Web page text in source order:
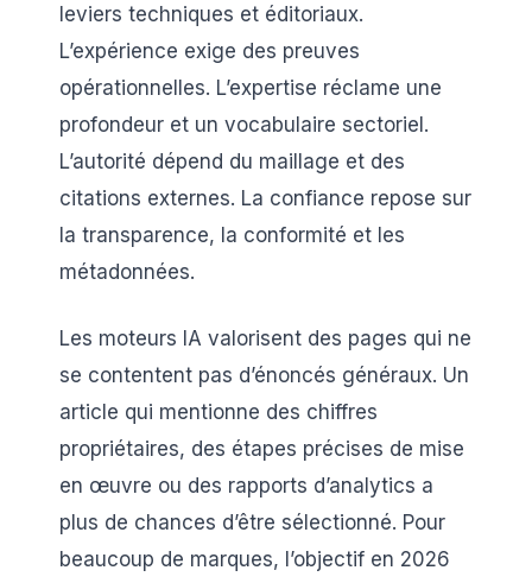
leviers techniques et éditoriaux.
L’expérience exige des preuves
opérationnelles. L’expertise réclame une
profondeur et un vocabulaire sectoriel.
L’autorité dépend du maillage et des
citations externes. La confiance repose sur
la transparence, la conformité et les
métadonnées.
Les moteurs IA valorisent des pages qui ne
se contentent pas d’énoncés généraux. Un
article qui mentionne des chiffres
propriétaires, des étapes précises de mise
en œuvre ou des rapports d’analytics a
plus de chances d’être sélectionné. Pour
beaucoup de marques, l’objectif en 2026